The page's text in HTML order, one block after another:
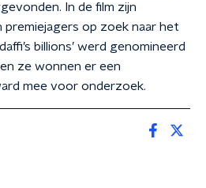
In de film zijn
premiejagers op zoek naar het
billions’ werd genomineerd
ze wonnen er een
mee voor onderzoek.